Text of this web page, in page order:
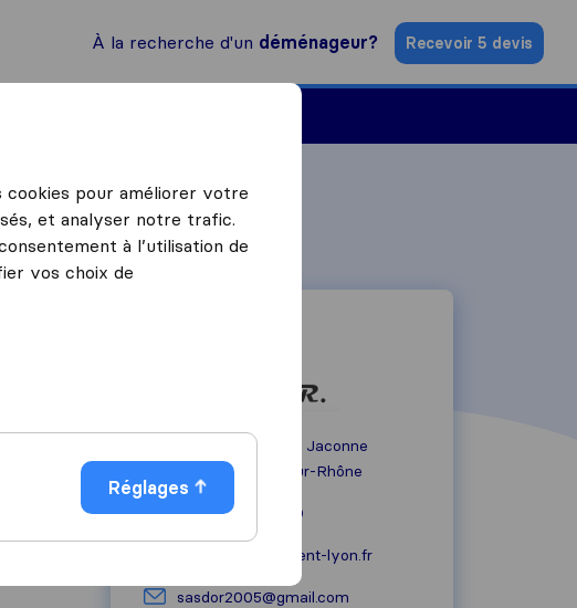
À la recherche d'un déménageur? Recevoir 5 devis
100 Chemin de la Jaconne
Chasse-sur-Rhône
+33 04.82.31.11.89
dor-demenagement-lyon.fr
sasdor2005@gmail.com
cookies pour améliorer votre
et analyser notre trafic.
à l’utilisation de
vos choix de
Réglages